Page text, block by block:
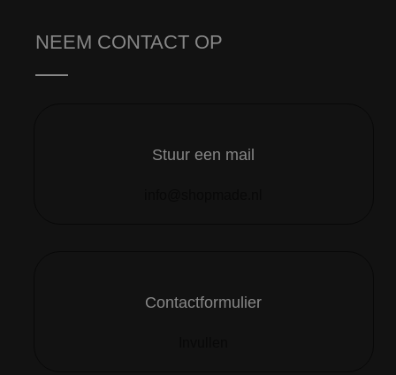
NEEM CONTACT OP
Stuur een mail
Contactformulier